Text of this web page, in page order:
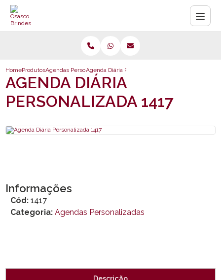
HomeProdutosAgendas PersonalizadasAgenda Diária Personalizada 1417
AGENDA DIÁRIA
PERSONALIZADA 1417
Informações
Cód: 1417
Categoria: Agendas Personalizadas